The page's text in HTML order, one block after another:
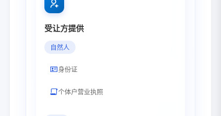
受让方提供
自然人
身份证
个体户营业执照